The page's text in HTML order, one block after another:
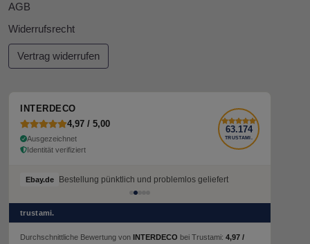
AGB
Widerrufsrecht
Vertrag widerrufen
INTERDECO
4,97 / 5,00
Ausgezeichnet
Identität verifiziert
63.174
TRUSTAMI.
Ebay.de Bestellung pünktlich und problemlos geliefert
trustami.
Durchschnittliche Bewertung von INTERDECO bei Trustami: 4,97 /